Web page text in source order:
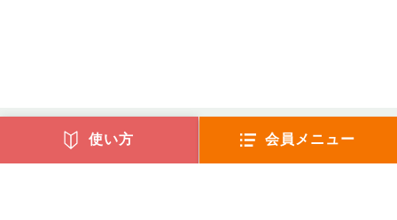
使い方 会員メニュー